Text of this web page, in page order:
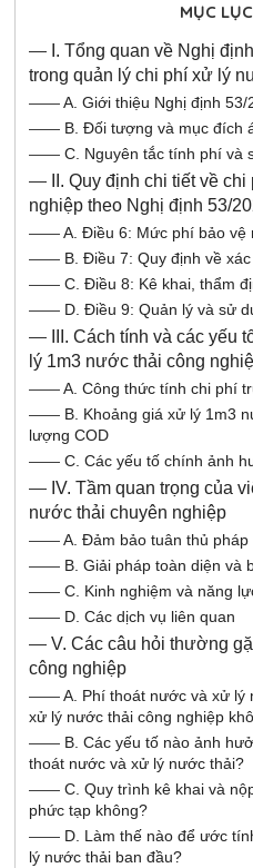
MỤC LỤC
— I. Tổng quan về Nghị
trong quản lý chi phí xử lý
——A. Giới thiệu Nghị định
—— B. Đối tượng và mục đích
——C. Nguyên tắc tính phí và
—
II. Quy định chi tiết về
nghiệp theo Nghị định 53/
——A. Điều 6: Mức phí bảo
—— B. Điều 7: Quy định về
——C. Điều 8: Kê khai, thẩm
—— D. Điều 9: Quản lý và sử
—
III. Cách tính và các
lý 1m3 nước thải công
——A. Công thức tính chi phí
—— B. Khoảng giá xử lý 1m3
lượng COD
——C. Các yếu tố chính ảnh
— IV. Tầm quan trọng của
nước thải chuyên nghiệp
——A. Đảm bảo tuân thủ
—— B. Giải pháp toàn diện và
——C. Kinh nghiệm và năng
—— D. Các dịch vụ liên quan
—V. Các câu hỏi thường
công nghiệp
——A. Phí thoát nước và xử lý
xử lý nước thải công nghiệp
—— B. Các yếu tố nào ảnh
thoát nước và xử lý nước thải?
——C. Quy trình kê khai và
phức tạp không?
—— D. Làm thế nào để ước
lý nước thải ban đầu?